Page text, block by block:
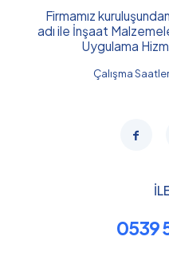
Firmamız
adı ile İnşaat
Uygulama
Çalışma
0539